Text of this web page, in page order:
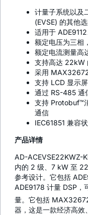
计量子系统以及
(EVSE) 的其他
适用于
额定电压为三相
额定电流测量高
支持高达 22kW
采用
支持 LCD 显示
通过 RS-485 通
支持 Protobuf™
通信
IEC61851 兼容
产品详情
AD-ACEVSE22KWZ-
内的 2 级、7 kW 至
参考设计。它包括
ADE9178 计量 DSP，
量。它包括
器，这是一款经济高